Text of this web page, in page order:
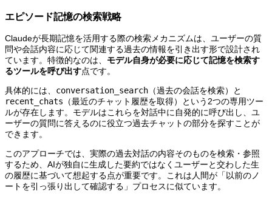
エピソード記憶の検索戦略
Claudeが長期記憶を活用する際の検索メカニズムは、ユーザーの質
問や会話内容に応じて関連する過去の情報を引き出す形で設計され
ています。特徴的なのは、 モデル自身が必要に応じて記憶を検索す
るツールを呼び出す点です。
具体的には、 conversation_search （過去の会話を検索）と
recent_chats （最近のチャット履歴を取得）という2つの専用ツー
ルが存在します。モデルはこれらを対話中に自発的に呼び出し、ユ
ーザーの質問に答えるのに役立つ過去チャットの部分を探すことが
できます。
このアプローチでは、実際の過去対話の内容そのものを検索・参照
するため、AIが独自に生成した要約ではなくユーザーと交わした生
の履歴に基づいて想起する点が重要です。これは人間が「以前のノ
ートを引っ張り出して確認する」プロセスに似ています。